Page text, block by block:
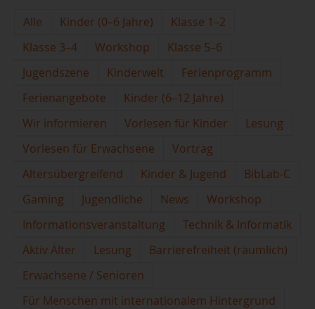
Alle Kinder (0–6 Jahre)
Klasse 1–2
Klasse 3–4
Workshop
Klasse 5–6
Jugendszene
Kinderwelt
Ferienprogramm
Ferienangebote
Kinder (6–12 Jahre)
Wir informieren
Vorlesen für Kinder
Lesung
Vorlesen für Erwachsene
Vortrag
Altersübergreifend
Kinder & Jugend
BibLab-C
Gaming
Jugendliche News
Workshop
Informationsveranstaltung
Technik & Informatik
Aktiv Älter
Lesung
Barrierefreiheit (räumlich)
Erwachsene / Senioren
Für Menschen mit internationalem Hintergrund